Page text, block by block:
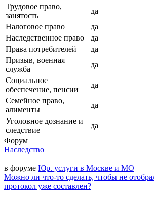
Трудовое право,
занятость
да
Налоговое право
да
Наследственное право
да
Права потребителей
да
Призыв, военная
служба
да
Социальное
обеспечение, пенсии
да
Семейное право,
алименты
да
Уголовное дознание и
следствие
да
Форум
Наследство
в форуме Юр. услуги в Москве и МО
Можно ли что-то сделать, чтобы не
протокол уже составлен?